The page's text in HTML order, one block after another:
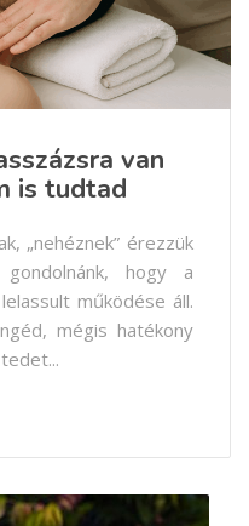
van
is tudtad
„nehéznek” érezzük
hogy a
működése áll.
mégis hatékony